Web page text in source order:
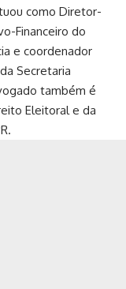
como Diretor-
Financeiro do
e coordenador
Secretaria
também é
Eleitoral e da